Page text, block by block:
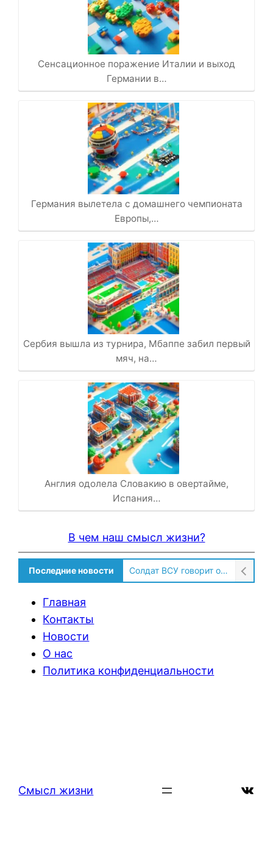
Сенсационное поражение Италии и выход
Германии в…
Германия вылетела с домашнего чемпионата
Европы,…
Сербия вышла из турнира, Мбаппе забил первый
мяч, на…
Англия одолела Словакию в овертайме,
Испания…
В чем наш смысл жизни?
Последние новости
Солдат ВСУ говорит о том, чтобы продавали топливо для ремонта техники в Угледаре
Сразу несколько летевших в Екатеринбург самолетов резко сменили курс и села в другом месте!
Главная
Контакты
Новости
О нас
Политика конфиденциальности
Смысл жизни